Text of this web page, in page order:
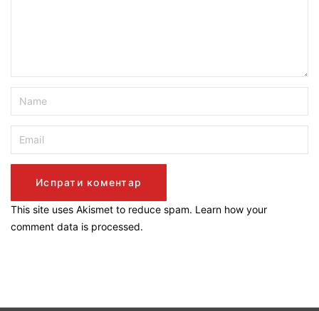
This site uses Akismet to reduce spam. Learn how your
comment data is processed.